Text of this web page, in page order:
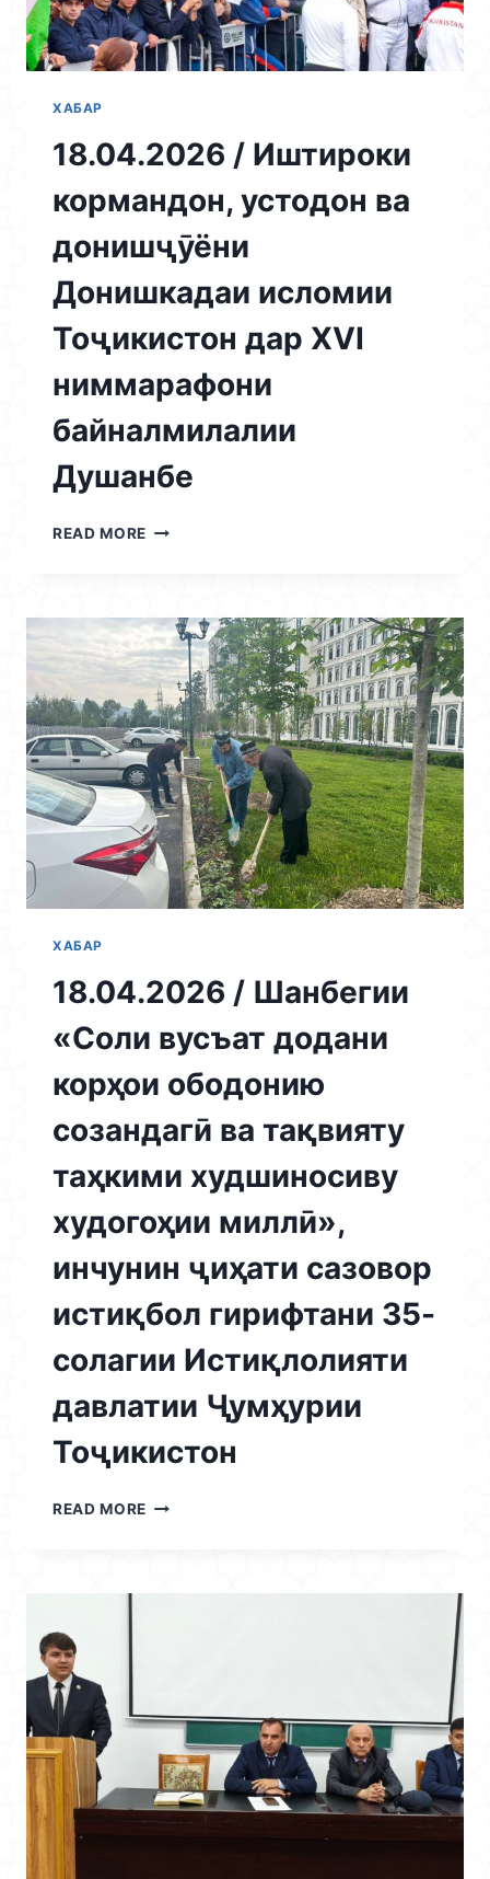
МУДАВВАР
ГУЗАРОНИДА
ШУД
ХАБАР
18.04.2026 / Иштироки
кормандон, устодон ва
донишҷӯёни
Донишкадаи исломии
Тоҷикистон дар XVI
ниммарафони
байналмилалии
Душанбе
READ MORE 18.04.2026
УСТОДОН
ВА
ДОНИШҶӮЁНИ
ДОНИШКАДАИ
ИСЛОМИИ
ТОҶИКИСТОН
ДАР
XVI
НИММАРАФОНИ
БАЙНАЛМИЛАЛИИ
ДУШАНБЕ
ХАБАР
18.04.2026 / Шанбегии
«Соли вусъат додани
корҳои ободонию
созандагӣ ва тақвияту
таҳкими худшиносиву
худогоҳии миллӣ»,
инчунин ҷиҳати сазовор
истиқбол гирифтани 35-
солагии Истиқлолияти
давлатии Ҷумҳурии
Тоҷикистон
READ MORE 18.04.2026
ВА
ТАҚВИЯТУ
ТАҲКИМИ
ХУДШИНОСИВУ
ХУДОГОҲИИ
МИЛЛӢ»,